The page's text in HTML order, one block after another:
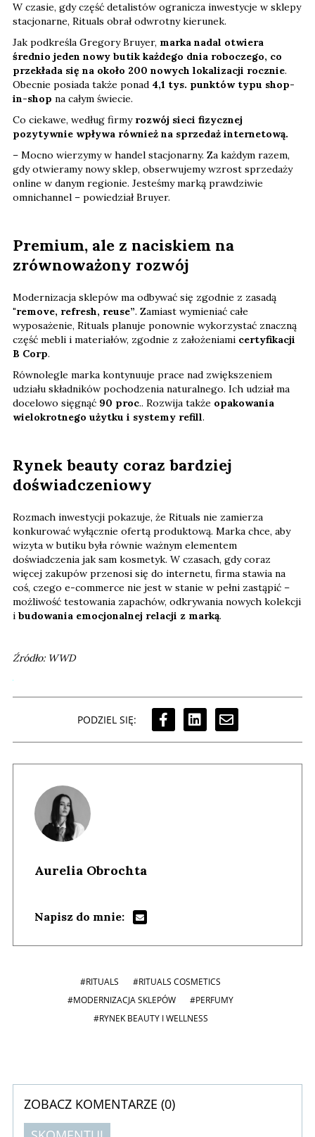
W czasie, gdy część detalistów ogranicza inwestycje w sklepy
stacjonarne, Rituals obrał odwrotny kierunek.
Jak podkreśla Gregory Bruyer, marka nadal otwiera
średnio jeden nowy butik każdego dnia roboczego, co
przekłada się na około 200 nowych lokalizacji rocznie.
Obecnie posiada także ponad 4,1 tys. punktów typu shop-
in-shop na całym świecie.
Co ciekawe, według firmy rozwój sieci fizycznej
pozytywnie wpływa również na sprzedaż internetową.
– Mocno wierzymy w handel stacjonarny. Za każdym razem,
gdy otwieramy nowy sklep, obserwujemy wzrost sprzedaży
online w danym regionie. Jesteśmy marką prawdziwie
omnichannel – powiedział Bruyer.
Premium, ale z naciskiem na
zrównoważony rozwój
Modernizacja sklepów ma odbywać się zgodnie z zasadą
"remove, refresh, reuse”. Zamiast wymieniać całe
wyposażenie, Rituals planuje ponownie wykorzystać znaczną
część mebli i materiałów, zgodnie z założeniami certyfikacji
B Corp.
Równolegle marka kontynuuje prace nad zwiększeniem
udziału składników pochodzenia naturalnego. Ich udział ma
docelowo sięgnąć 90 proc.. Rozwija także opakowania
wielokrotnego użytku i systemy refill.
Rynek beauty coraz bardziej
doświadczeniowy
Rozmach inwestycji pokazuje, że Rituals nie zamierza
konkurować wyłącznie ofertą produktową. Marka chce, aby
wizyta w butiku była równie ważnym elementem
doświadczenia jak sam kosmetyk. W czasach, gdy coraz
więcej zakupów przenosi się do internetu, firma stawia na
coś, czego e-commerce nie jest w stanie w pełni zastąpić –
możliwość testowania zapachów, odkrywania nowych kolekcji
i budowania emocjonalnej relacji z marką.
Źródło: WWD
PODZIEL SIĘ:
Aurelia Obrochta
Napisz do mnie:
#RITUALS
#RITUALS COSMETICS
#MODERNIZACJA SKLEPÓW
#PERFUMY
#RYNEK BEAUTY I WELLNESS
ZOBACZ KOMENTARZE (0)